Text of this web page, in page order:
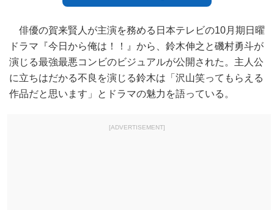
俳優の賀来賢人が主演を務める日本テレビの10月期日曜
ドラマ『今日から俺は！！』から、鈴木伸之と磯村勇斗が
演じる最強最悪コンビのビジュアルが公開された。主人公
に立ちはだかる不良を演じる鈴木は「沢山笑ってもらえる
作品だと思います」とドラマの魅力を語っている。
[ADVERTISEMENT]